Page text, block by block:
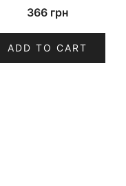
366 грн
ADD TO CART